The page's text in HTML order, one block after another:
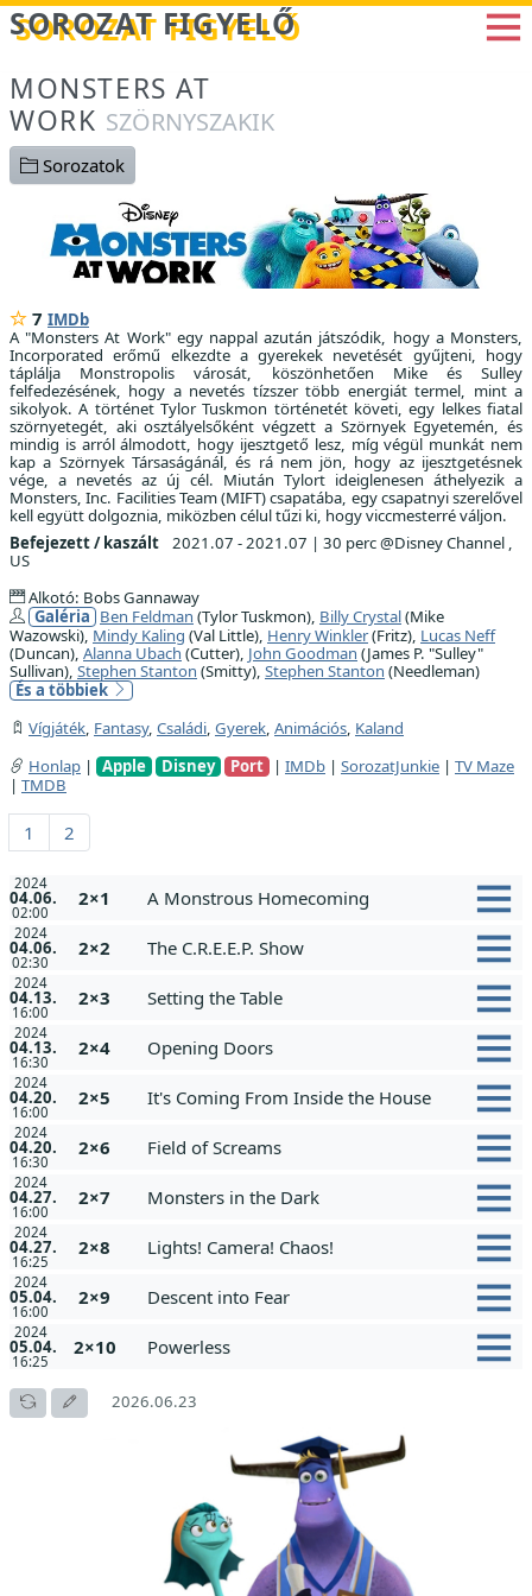
Betöltés...
SOROZAT FIGYELŐ
MONSTERS AT
WORK SZÖRNYSZAKIK
Sorozatok
7 IMDb
A "Monsters At Work" egy nappal azután játszódik, hogy a Monsters,
Incorporated erőmű elkezdte a gyerekek nevetését gyűjteni, hogy
táplálja Monstropolis városát, köszönhetően Mike és Sulley
felfedezésének, hogy a nevetés tízszer több energiát termel, mint a
sikolyok. A történet Tylor Tuskmon történetét követi, egy lelkes fiatal
szörnyetegét, aki osztályelsőként végzett a Szörnyek Egyetemén, és
mindig is arról álmodott, hogy ijesztgető lesz, míg végül munkát nem
kap a Szörnyek Társaságánál, és rá nem jön, hogy az ijesztgetésnek
vége, a nevetés az új cél. Miután Tylort ideiglenesen áthelyezik a
Monsters, Inc. Facilities Team (MIFT) csapatába, egy csapatnyi szerelővel
kell együtt dolgoznia, miközben célul tűzi ki, hogy viccmesterré váljon.
Befejezett / kaszált
2021.07 - 2021.07 | 30 perc @Disney Channel ,
US
Alkotó: Bobs Gannaway
Galéria Ben Feldman (Tylor Tuskmon), Billy Crystal(Mike
Wazowski), Mindy Kaling (Val Little), Henry Winkler(Fritz), Lucas Neff
(Duncan), Alanna Ubach (Cutter), John Goodman (James P. "Sulley"
Sullivan), Stephen Stanton (Smitty), Stephen Stanton (Needleman)
És a többiek
Vígjáték, Fantasy, Családi, Gyerek, Animációs, Kaland
Honlap | Apple Disney Port | IMDb | SorozatJunkie | TV Maze
| TMDB
1 2
2024
04.06.
02:00
2×1 A Monstrous Homecoming
2024
04.06.
02:30
2×2 The C.R.E.E.P. Show
2024
04.13.
16:00
2×3 Setting the Table
2024
04.13.
16:30
2×4 Opening Doors
2024
04.20.
16:00
2×5 It's Coming From Inside the House
2024
04.20.
16:30
2×6 Field of Screams
2024
04.27.
16:00
2×7 Monsters in the Dark
2024
04.27.
16:25
2×8 Lights! Camera! Chaos!
2024
05.04.
16:00
2×9 Descent into Fear
2024
05.04.
16:25
2×10 Powerless
2026.06.23